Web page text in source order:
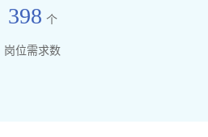
398 个
岗位需求数